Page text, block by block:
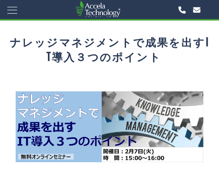
ナレッジマネジメントで成果を出すI
T導入３つのポイント